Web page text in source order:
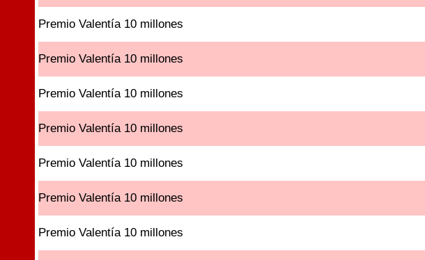
Premio Valentía 10 millones
Premio Valentía 10 millones
Premio Valentía 10 millones
Premio Valentía 10 millones
Premio Valentía 10 millones
Premio Valentía 10 millones
Premio Valentía 10 millones